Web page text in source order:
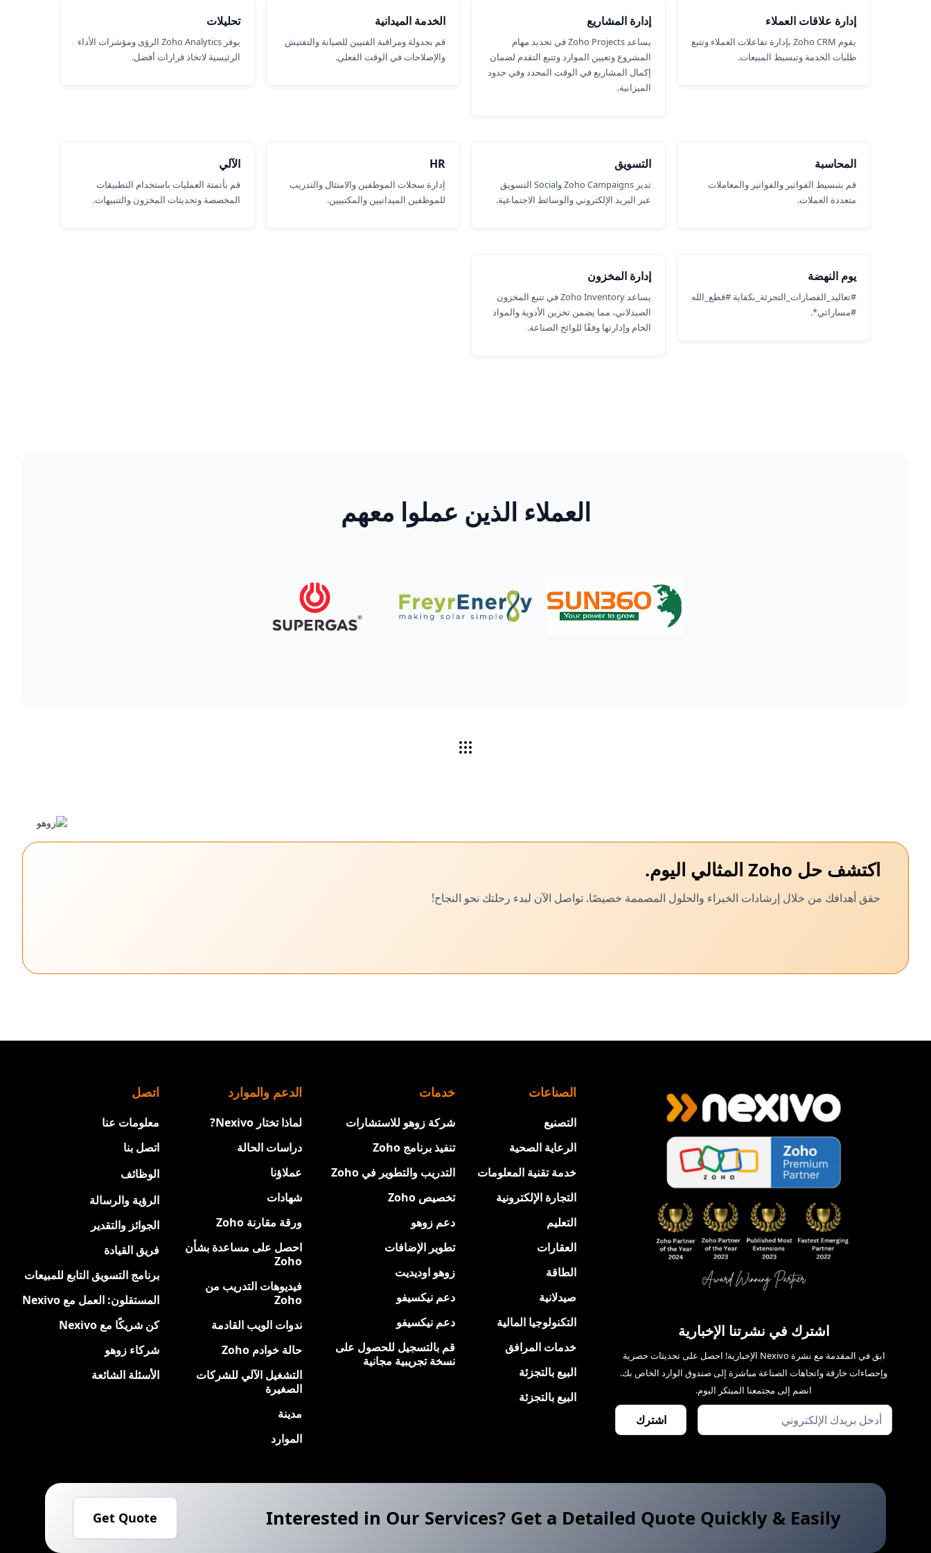
إدارة علاقات العملاء
يقوم Zoho CRM بإدارة تفاعلات العملاء وتتبع
طلبات الخدمة وتبسيط المبيعات.
إدارة المشاريع
يساعد Zoho Projects في تحديد مهام
المشروع وتعيين الموارد وتتبع التقدم لضمان
إكمال المشاريع في الوقت المحدد وفي حدود
الميزانية.
الخدمة الميدانية
قم بجدولة ومراقبة الفنيين للصيانة والتفتيش
والإصلاحات في الوقت الفعلي.
تحليلات
يوفر Zoho Analytics الرؤى ومؤشرات الأداء
الرئيسية لاتخاذ قرارات أفضل.
المحاسبة
قم بتبسيط الفواتير والفواتير والمعاملات
متعددة العملات.
التسويق
تدير Zoho Campaigns وSocial التسويق
عبر البريد الإلكتروني والوسائط الاجتماعية.
HR
إدارة سجلات الموظفين والامتثال والتدريب
للموظفين الميدانيين والمكتبيين.
الآلي
قم بأتمتة العمليات باستخدام التطبيقات
المخصصة وتحديثات المخزون والتنبيهات.
يوم النهضة
#تعاليد_الفصارات_التجزئة_بكفاية #قطع_الله
#مساراتي*.
إدارة المخزون
يساعد Zoho Inventory في تتبع المخزون
الصيدلاني، مما يضمن تخزين الأدوية والمواد
الخام وإدارتها وفقًا للوائح الصناعة.
العملاء الذين عملوا معهم
اكتشف حل Zoho المثالي اليوم.
حقق أهدافك من خلال إرشادات الخبراء والحلول المصممة خصيصًا. تواصل الآن لبدء رحلتك نحو النجاح!
اشترك في نشرتنا الإخبارية
ابق في المقدمة مع نشرة Nexivo الإخبارية! احصل على تحديثات حصرية
وإحصاءات خارقة واتجاهات الصناعة مباشرة إلى صندوق الوارد الخاص بك.
انضم إلى مجتمعنا المبتكر اليوم.
الصناعات
التصنيع
الرعاية الصحية
خدمة تقنية المعلومات
التجارة الإلكترونية
التعليم
العقارات
الطاقة
صيدلانية
التكنولوجيا المالية
خدمات المرافق
البيع بالتجزئة
البيع بالتجزئة
خدمات
شركة زوهو للاستشارات
تنفيذ برنامج Zoho
التدريب والتطوير في Zoho
تخصيص Zoho
دعم زوهو
تطوير الإضافات
زوهو اوديديت
دعم نيكسيفو
دعم نيكسيفو
قم بالتسجيل للحصول على
نسخة تجريبية مجانية
الدعم والموارد
لماذا تختار Nexivo?
دراسات الحالة
عملاؤنا
شهادات
ورقة مقارنة Zoho
احصل على مساعدة بشأن
Zoho
فيديوهات التدريب من
Zoho
ندوات الويب القادمة
حالة خوادم Zoho
التشغيل الآلي للشركات
الصغيرة
مدينة
الموارد
اتصل
معلومات عنا
اتصل بنا
الوظائف
الرؤية والرسالة
الجوائز والتقدير
فريق القيادة
برنامج التسويق التابع للمبيعات
المستقلون: العمل مع Nexivo
كن شريكًا مع Nexivo
شركاء زوهو
الأسئلة الشائعة
Interested in Our Services? Get a Detailed Quote Quickly & Easily
Get Quote